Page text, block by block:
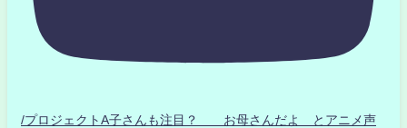
/プロジェクトA子さんも注目？ お母さんだよ とアニメ声